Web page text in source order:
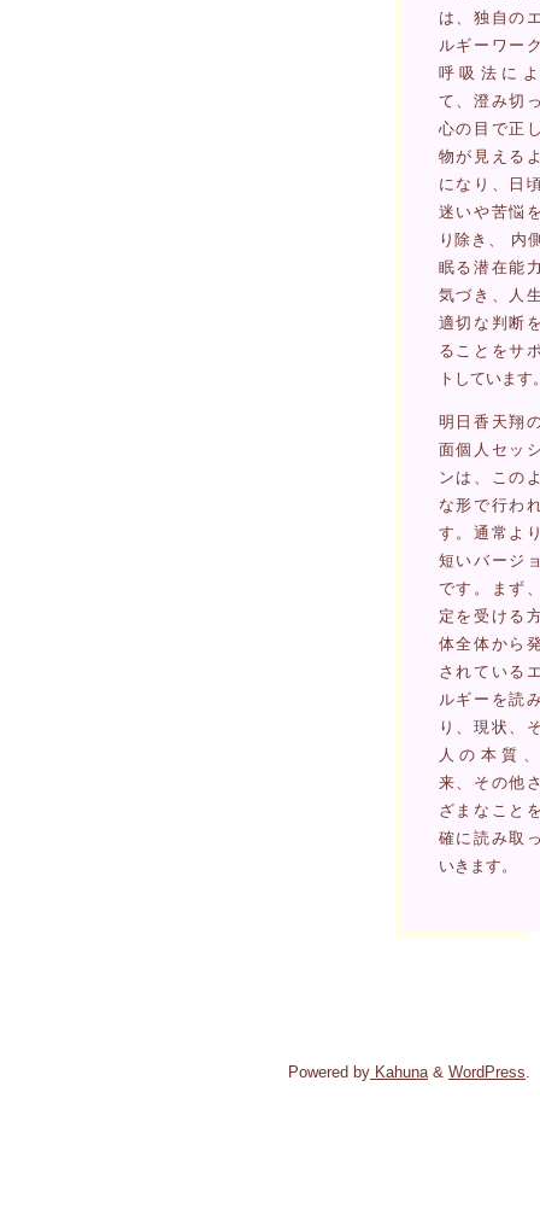
は、独自の
ルギーワー
呼吸法に
て、澄み切
心の目で正
物が見える
になり、日
迷いや苦悩
り除き、 内
眠る潜在能
気づき、人
適切な判断
ることをサ
トしています
明日香天翔
面個人セッ
ンは、この
な形で行わ
す。通常よ
短いバージ
です。まず
定を受ける
体全体から
されている
ルギーを読
り、現状、
人の本質
来、その他
ざまなこと
確に読み取
いきます。
Powered by Kahuna& WordPress.